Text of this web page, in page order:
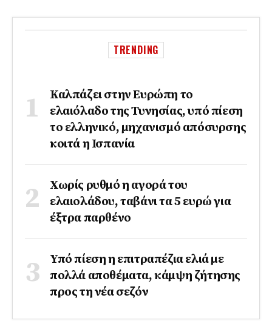
TRENDING
Καλπάζει στην Ευρώπη το
ελαιόλαδο της Τυνησίας, υπό πίεση
το ελληνικό, μηχανισμό απόσυρσης
κοιτά η Ισπανία
Χωρίς ρυθμό η αγορά του
ελαιολάδου, ταβάνι τα 5 ευρώ για
έξτρα παρθένο
Υπό πίεση η επιτραπέζια ελιά με
πολλά αποθέματα, κάμψη ζήτησης
προς τη νέα σεζόν